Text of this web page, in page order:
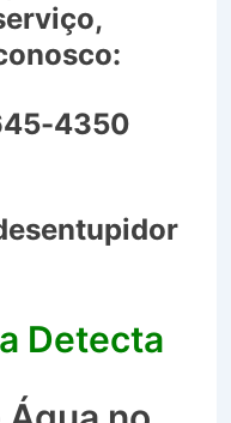
4350
Detecta